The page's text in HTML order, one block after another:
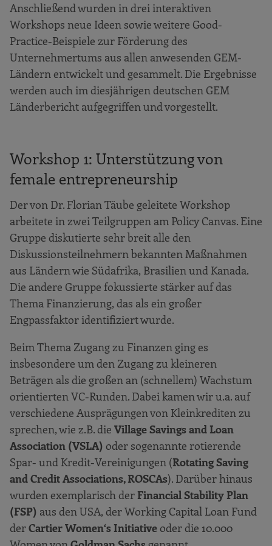
Anschließend wurden in drei interaktiven
Workshops neue Ideen sowie weitere Good-
Practice-Beispiele zur Förderung des
Unternehmertums aus allen anwesenden GEM-
Ländern entwickelt und gesammelt. Die Ergebnisse
werden auch im diesjährigen deutschen GEM
Länderbericht aufgegriffen und vorgestellt.
Workshop 1: Unterstützung von
female entrepreneurship
Der von Dr. Florian Täube geleitete Workshop
arbeitete in zwei Teilgruppen am Policy Canvas. Eine
Gruppe diskutierte sehr breit alle den
Diskussionsteilnehmern bekannten Maßnahmen
aus Ländern wie Südafrika, Brasilien und Kanada.
Die andere Gruppe fokussierte stärker auf das
Thema Finanzierung, das als ein großer
Engpassfaktor identifiziert wurde.
Beim Thema Zugang zu Finanzen ging es
insbesondere um den Zugang zu kleineren
Beträgen als die großen an (schnellem) Wachstum
orientierten VC-Runden. Dabei kamen wir u.a. auf
verschiedene Ausprägungen von Kleinkrediten zu
sprechen, wie z.B. die Village Savings and Loan
Association (VSLA) oder sogenannte rotierende
Spar- und Kredit-Vereinigungen (Rotating Saving
and Credit Associations, ROSCAs). Darüber hinaus
wurden exemplarisch der Financial Stability Plan
(FSP) aus den USA, der Working Capital Loan Fund
derCartier Women‘s Initiative oder die 10.000